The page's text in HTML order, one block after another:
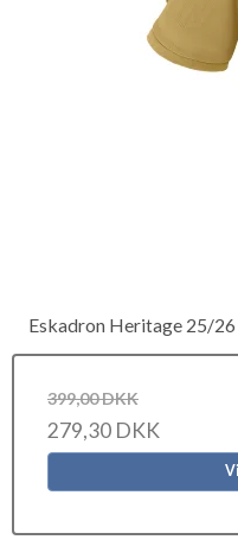
Eskadron Heritage 25/
399,00 DKK
279,30 DKK